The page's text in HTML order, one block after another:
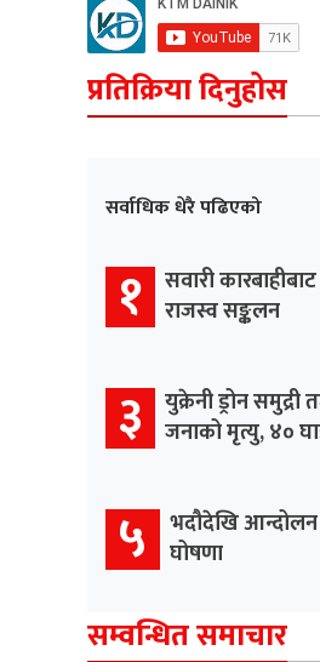
प्रतिक्रिया दिनुहोस
सर्वाधिक धेरै पढिएको
१ सवारी
राजस्व सङ्कलन
३ युक्रेनी ड्रोन
जनाको मृत्यु, ४०
५ भदौदेखि आन्दोलन
घोषणा
सम्वन्धित समाचार